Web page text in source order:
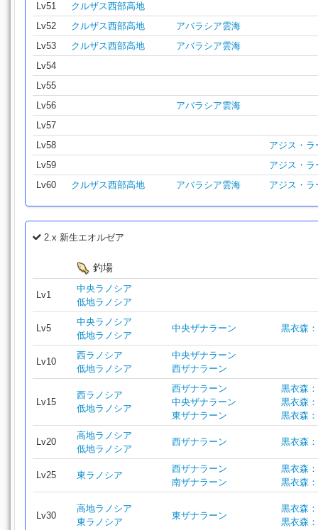
Lv51
クルザス西部高地
Lv52
クルザス西部高地
アバラシア雲海
Lv53
クルザス西部高地
アバラシア雲海
Lv54
Lv55
Lv56
アバラシア雲海
Lv57
Lv58
アジス・ラ
Lv59
アジス・ラ
Lv60
クルザス西部高地 アバラシア雲海 アジス・ラ
2.x 新生エオルゼア
釣場
Lv1
中央ラノシア
低地ラノシア
Lv5
中央ラノシア
低地ラノシア
中央ザナラーン 黒衣森
Lv10
西ラノシア
低地ラノシア
中央ザナラーン
西ザナラーン
Lv15
西ラノシア
低地ラノシア
西ザナラーン
中央ザナラーン
東ザナラーン
黒衣森
黒衣森
黒衣森
Lv20
高地ラノシア
低地ラノシア
西ザナラーン 黒衣森
Lv25 東ラノシア
西ザナラーン
南ザナラーン
黒衣森
黒衣森
Lv30
高地ラノシア
東ラノシア
東ザナラーン
黒衣森
黒衣森